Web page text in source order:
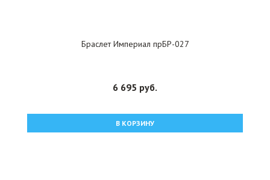
Браслет Империал прБР-027
6 695 руб.
В КОРЗИНУ